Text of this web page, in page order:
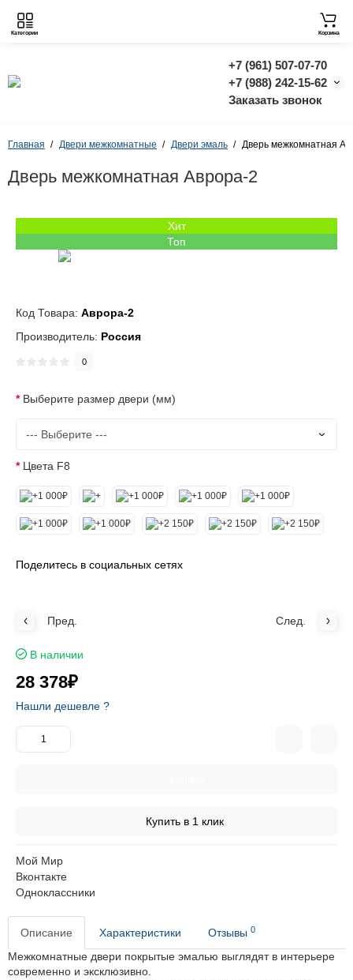
+7 (961) 507-07-70
+7 (988) 242-15-62
Заказать звонок
Категории Корзина
Главная Двери межкомнатные Двери эмаль Дверь межкомнатная
Дверь межкомнатная Аврора-2
Хит
Топ
Код Товара: Аврора-2
Производитель: Россия
0
Выберите размер двери (мм)
Цвета F8
Поделитесь в социальных сетях
Пред. След.
В наличии
28 378₽
Нашли дешевле ?
Купить в 1 клик
Мой Мир
Вконтакте
Одноклассники
Описание Характеристики Отзывы 0
Межкомнатные двери покрытые эмалью выглядят в интерьере
современно и эксклюзивно.